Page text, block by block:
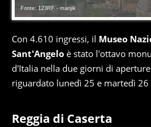
Fonte: 123RF - manjik
Con 4.610 ingressi, il Museo
Sant'Angelo è stato l'ottavo
d'Italia nella due giorni di
riguardato lunedì 25 e martedì 26
Reggia di Caserta